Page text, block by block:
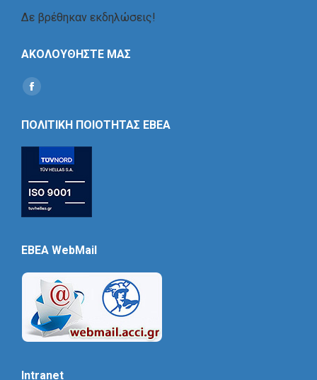
Δε βρέθηκαν εκδηλώσεις!
ΑΚΟΛΟΥΘΗΣΤΕ ΜΑΣ
Find us on:
Social
ΠΟΛΙΤΙΚΗ ΠΟΙΟΤΗΤΑΣ ΕΒΕΑ
EBEA WebMail
Intranet